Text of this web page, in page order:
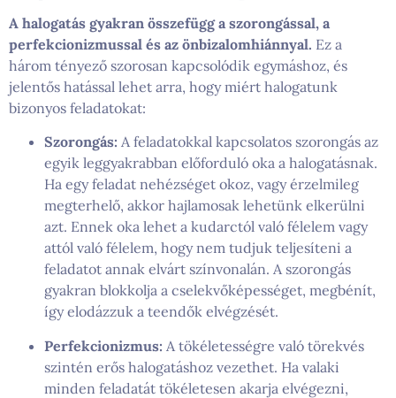
A halogatás gyakran összefügg a szorongással, a
perfekcionizmussal és az önbizalomhiánnyal. Ez a
három tényező szorosan kapcsolódik egymáshoz, és
jelentős hatással lehet arra, hogy miért halogatunk
bizonyos feladatokat:
Szorongás: A feladatokkal kapcsolatos szorongás az
egyik leggyakrabban előforduló oka a halogatásnak.
Ha egy feladat nehézséget okoz, vagy érzelmileg
megterhelő, akkor hajlamosak lehetünk elkerülni
azt. Ennek oka lehet a kudarctól való félelem vagy
attól való félelem, hogy nem tudjuk teljesíteni a
feladatot annak elvárt színvonalán. A szorongás
gyakran blokkolja a cselekvőképességet, megbénít,
így elodázzuk a teendők elvégzését.
Perfekcionizmus: A tökéletességre való törekvés
szintén erős halogatáshoz vezethet. Ha valaki
minden feladatát tökéletesen akarja elvégezni,